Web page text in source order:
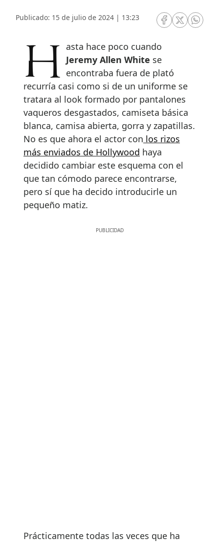
Publicado: 15 de julio de 2024 | 13:23
RRSS Facebook
RRSSRRSS
Hasta hace poco cuando
Jeremy Allen White se
encontraba fuera de plató
recurría casi como si de un uniforme se
tratara al look formado por pantalones
vaqueros desgastados, camiseta básica
blanca, camisa abierta, gorra y zapatillas.
No es que ahora el actor con los rizos
más enviados de Hollywood haya
decidido cambiar este esquema con el
que tan cómodo parece encontrarse,
pero sí que ha decido introducirle un
pequeño matiz.
Prácticamente todas las veces que ha